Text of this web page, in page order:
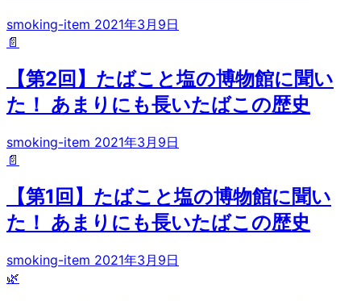
smoking-item 2021年3月9日
📄
【第2回】たばこと塩の博物館に聞い
た！ あまりにも長いたばこの歴史
smoking-item 2021年3月9日
📄
【第1回】たばこと塩の博物館に聞い
た！ あまりにも長いたばこの歴史
smoking-item 2021年3月9日
🌿